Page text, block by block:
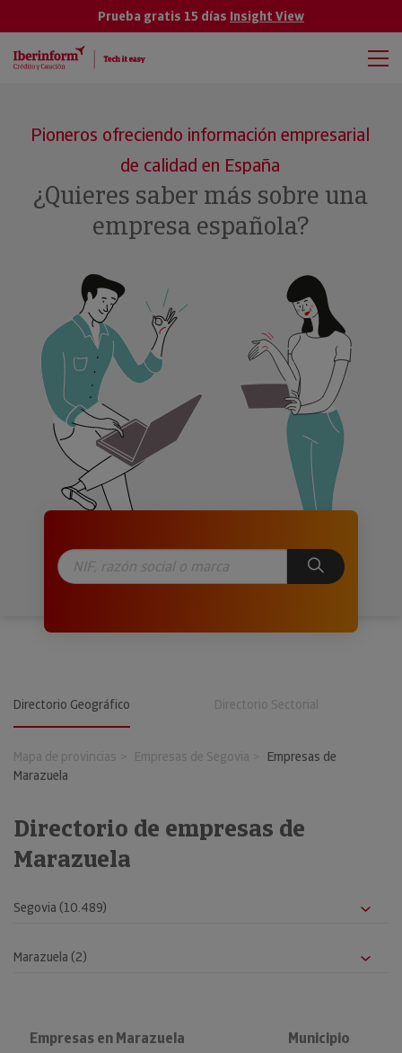
Prueba gratis 15 días Insight View
Pioneros ofreciendo información empresarial
de calidad en España
¿Quieres saber más sobre una
empresa española?
Directorio Geográfico Directorio Sectorial
Mapa de provincias Empresas de Segovia
Empresas de
Marazuela
Directorio de empresas de
Marazuela
Empresas en Marazuela Municipio